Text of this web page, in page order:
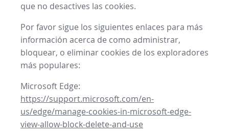
que no desactives las cookies.
Por favor sigue los siguientes enlaces para más
información acerca de como administrar,
bloquear, o eliminar cookies de los exploradores
más populares:
Microsoft Edge:
https://support.microsoft.com/en-
us/edge/manage-cookies-in-microsoft-edge-
view-allow-block-delete-and-use